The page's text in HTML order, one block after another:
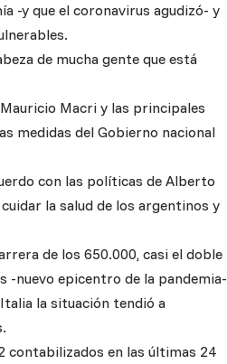
-y que el coronavirus agudizó- y
de mucha gente que está
Macri y las principales
medidas del Gobierno nacional
con las políticas de Alberto
la salud de los argentinos y
de los 650.000, casi el doble
-nuevo epicentro de la pandemia-
la situación tendió a
contabilizados en las últimas 24